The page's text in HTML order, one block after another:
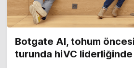
Botgate AI, tohum öncesi
turunda hiVC liderliğinde